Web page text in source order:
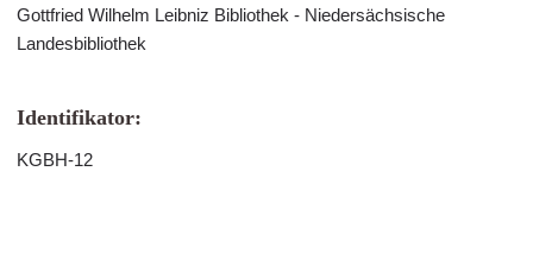
Gottfried Wilhelm Leibniz Bibliothek - Niedersächsische
Landesbibliothek
Identifikator:
KGBH-12